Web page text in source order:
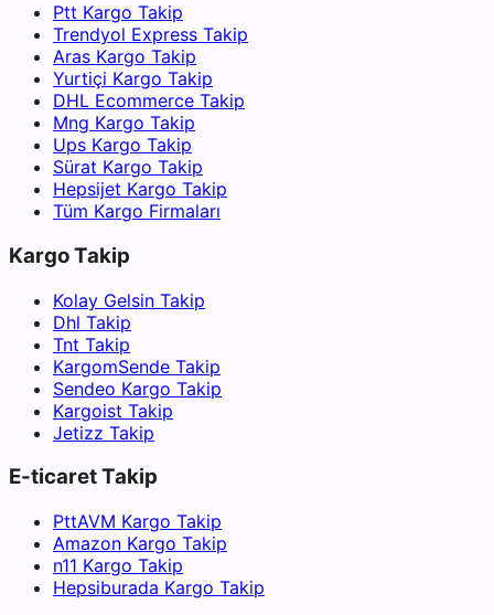
Ptt Kargo Takip
Trendyol Express Takip
Aras Kargo Takip
Yurtiçi Kargo Takip
DHL Ecommerce Takip
Mng Kargo Takip
Ups Kargo Takip
Sürat Kargo Takip
Hepsijet Kargo Takip
Tüm Kargo Firmaları
Kargo Takip
Kolay Gelsin Takip
Dhl Takip
Tnt Takip
KargomSende Takip
Sendeo Kargo Takip
Kargoist Takip
Jetizz Takip
E-ticaret Takip
PttAVM Kargo Takip
Amazon Kargo Takip
n11 Kargo Takip
Hepsiburada Kargo Takip